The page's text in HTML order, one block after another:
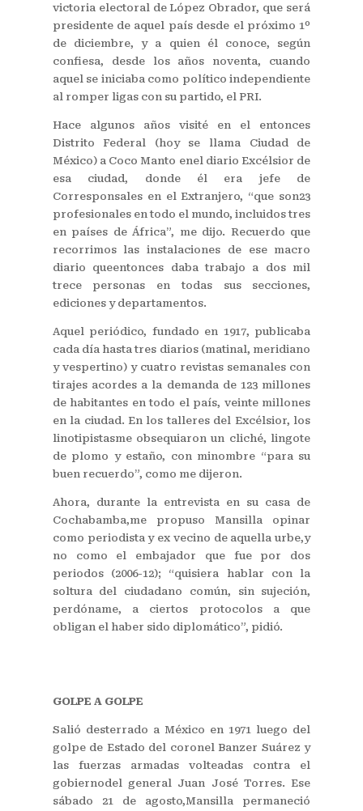
victoria electoral de López Obrador, que será
presidente de aquel país desde el próximo 1º
de diciembre, y a quien él conoce, según
confiesa, desde los años noventa, cuando
aquel se iniciaba como político independiente
al romper ligas con su partido, el PRI.
Hace algunos años visité en el entonces
Distrito Federal (hoy se llama Ciudad de
México) a Coco Manto enel diario Excélsior de
esa ciudad, donde él era jefe de
Corresponsales en el Extranjero, “que son23
profesionales en todo el mundo, incluidos tres
en países de África”, me dijo. Recuerdo que
recorrimos las instalaciones de ese macro
diario queentonces daba trabajo a dos mil
trece personas en todas sus secciones,
ediciones y departamentos.
Aquel periódico, fundado en 1917, publicaba
cada día hasta tres diarios (matinal, meridiano
y vespertino) y cuatro revistas semanales con
tirajes acordes a la demanda de 123 millones
de habitantes en todo el país, veinte millones
en la ciudad. En los talleres del Excélsior, los
linotipistasme obsequiaron un cliché, lingote
de plomo y estaño, con minombre “para su
buen recuerdo”, como me dijeron.
Ahora, durante la entrevista en su casa de
Cochabamba,me propuso Mansilla opinar
como periodista y ex vecino de aquella urbe,y
no como el embajador que fue por dos
periodos (2006-12); “quisiera hablar con la
soltura del ciudadano común, sin sujeción,
perdóname, a ciertos protocolos a que
obligan el haber sido diplomático”, pidió.
GOLPE A GOLPE
Salió desterrado a México en 1971 luego del
golpe de Estado del coronel Banzer Suárez y
las fuerzas armadas volteadas contra el
gobiernodel general Juan José Torres. Ese
sábado 21 de agosto,Mansilla permaneció